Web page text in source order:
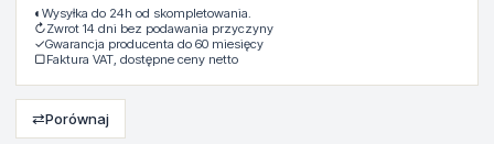
◐ Wysyłka do 24h od skompletowania.
↻Zwrot 14 dni bez podawania przyczyny
✓Gwarancja producenta do 60 miesięcy
▢Faktura VAT, dostępne ceny netto
⇄Porównaj